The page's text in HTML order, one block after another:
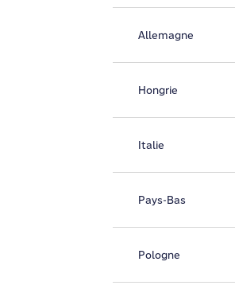
Allemagne
Hongrie
Italie
Pays-Bas
Pologne